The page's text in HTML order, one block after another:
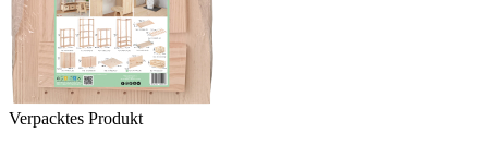
Verpacktes Produkt